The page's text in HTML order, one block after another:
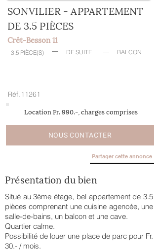
SONVILIER - APPARTEMENT
DE 3.5 PIÈCES
Crêt-Besson 11
3.5 PIÈCE(S) DE SUITE BALCON
Réf. 11261
Location Fr. 990.-, charges comprises
NOUS CONTACTER
Partager cette annonce
Présentation du bien
Situé au 3ème étage, bel appartement de 3.5
pièces comprenant une cuisine agencée, une
salle-de-bains, un balcon et une cave.
Quartier calme.
Possibilité de louer une place de parc pour Fr.
30.- / mois.